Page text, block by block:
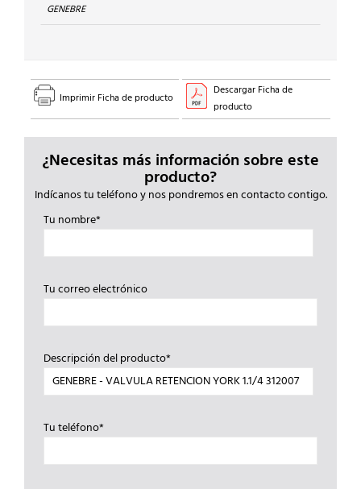
GENEBRE
Imprimir Ficha de producto
Descargar Ficha de
producto
¿Necesitas más información sobre este
producto?
Indícanos tu teléfono y nos pondremos en contacto contigo.
Tu nombre*
Tu correo electrónico
Descripción del producto*
Tu teléfono*